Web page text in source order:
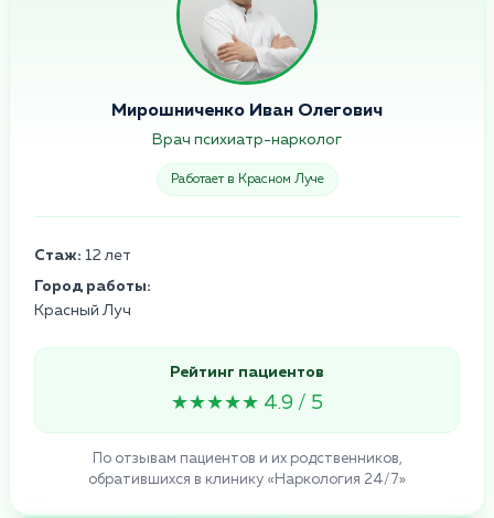
Мирошниченко Иван Олегович
Врач психиатр-нарколог
Работает в Красном Луче
Стаж: 12 лет
Город работы:
Красный Луч
Рейтинг пациентов
★★★★★ 4.9 / 5
По отзывам пациентов и их родственников,
обратившихся в клинику «Наркология 24/7»